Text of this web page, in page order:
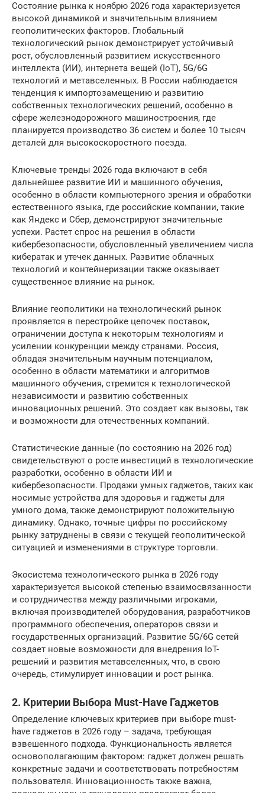
Состояние рынка к ноябрю 2026 года характеризуется
высокой динамикой и значительным влиянием
геополитических факторов. Глобальный
технологический рынок демонстрирует устойчивый
рост, обусловленный развитием искусственного
интеллекта (ИИ), интернета вещей (IoT), 5G/6G
технологий и метавселенных. В России наблюдается
тенденция к импортозамещению и развитию
собственных технологических решений, особенно в
сфере железнодорожного машиностроения, где
планируется производство 36 систем и более 10 тысяч
деталей для высокоскоростного поезда.
Ключевые тренды 2026 года включают в себя
дальнейшее развитие ИИ и машинного обучения,
особенно в области компьютерного зрения и обработки
естественного языка, где российские компании, такие
как Яндекс и Сбер, демонстрируют значительные
успехи. Растет спрос на решения в области
кибербезопасности, обусловленный увеличением числа
кибератак и утечек данных. Развитие облачных
технологий и контейнеризации также оказывает
существенное влияние на рынок.
Влияние геополитики на технологический рынок
проявляется в перестройке цепочек поставок,
ограничении доступа к некоторым технологиям и
усилении конкуренции между странами. Россия,
обладая значительным научным потенциалом,
особенно в области математики и алгоритмов
машинного обучения, стремится к технологической
независимости и развитию собственных
инновационных решений. Это создает как вызовы, так
и возможности для отечественных компаний.
Статистические данные (по состоянию на 2026 год)
свидетельствуют о росте инвестиций в технологические
разработки, особенно в области ИИ и
кибербезопасности. Продажи умных гаджетов, таких как
носимые устройства для здоровья и гаджеты для
умного дома, также демонстрируют положительную
динамику. Однако, точные цифры по российскому
рынку затруднены в связи с текущей геополитической
ситуацией и изменениями в структуре торговли.
Экосистема технологического рынка в 2026 году
характеризуется высокой степенью взаимосвязанности
и сотрудничества между различными игроками,
включая производителей оборудования, разработчиков
программного обеспечения, операторов связи и
государственных организаций. Развитие 5G/6G сетей
создает новые возможности для внедрения IoT-
решений и развития метавселенных, что, в свою
очередь, стимулирует инновации и рост рынка.
2. Критерии Выбора Must-Have Гаджетов
Определение ключевых критериев при выборе must-
have гаджетов в 2026 году – задача, требующая
взвешенного подхода. Функциональность является
основополагающим фактором: гаджет должен решать
конкретные задачи и соответствовать потребностям
пользователя. Инновационность также важна,